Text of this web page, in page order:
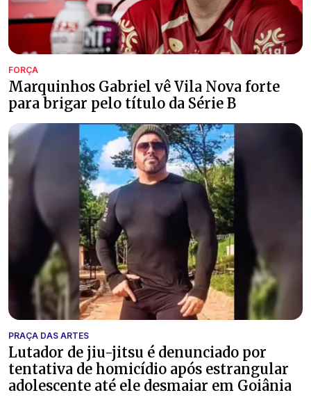
FORÇA
Marquinhos Gabriel vê Vila Nova forte
para brigar pelo título da Série B
PRAÇA DAS ARTES
Lutador de jiu-jitsu é denunciado por
tentativa de homicídio após estrangular
adolescente até ele desmaiar em Goiânia